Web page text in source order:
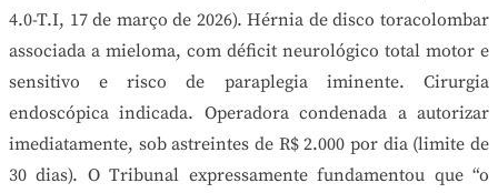
4.0-T.I, 17 de março de 2026). Hérnia de disco toracolombar
associada a mieloma, com déficit neurológico total motor e
sensitivo e risco de paraplegia iminente. Cirurgia
endoscópica indicada. Operadora condenada a autorizar
imediatamente, sob astreintes de R$ 2.000 por dia (limite de
30 dias). O Tribunal expressamente fundamentou que “o